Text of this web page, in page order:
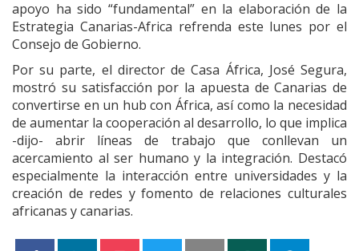
apoyo ha sido “fundamental” en la elaboración de la
Estrategia Canarias-Africa refrenda este lunes por el
Consejo de Gobierno.
Por su parte, el director de Casa África, José Segura,
mostró su satisfacción por la apuesta de Canarias de
convertirse en un hub con África, así como la necesidad
de aumentar la cooperación al desarrollo, lo que implica
-dijo- abrir líneas de trabajo que conllevan un
acercamiento al ser humano y la integración. Destacó
especialmente la interacción entre universidades y la
creación de redes y fomento de relaciones culturales
africanas y canarias.